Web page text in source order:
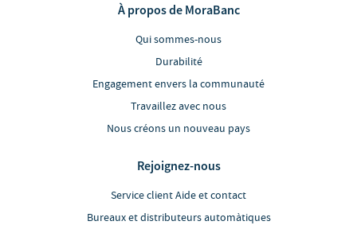
À propos de MoraBanc
Qui sommes-nous
Durabilité
Engagement envers la communauté
Travaillez avec nous
Nous créons un nouveau pays
Rejoignez-nous
Service client Aide et contact
Bureaux et distributeurs automàtiques